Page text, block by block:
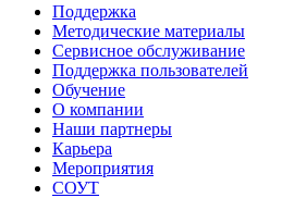
Поддержка
Методические материалы
Сервисное обслуживание
Поддержка пользователей
Обучение
О компании
Наши партнеры
Карьера
Мероприятия
СОУТ